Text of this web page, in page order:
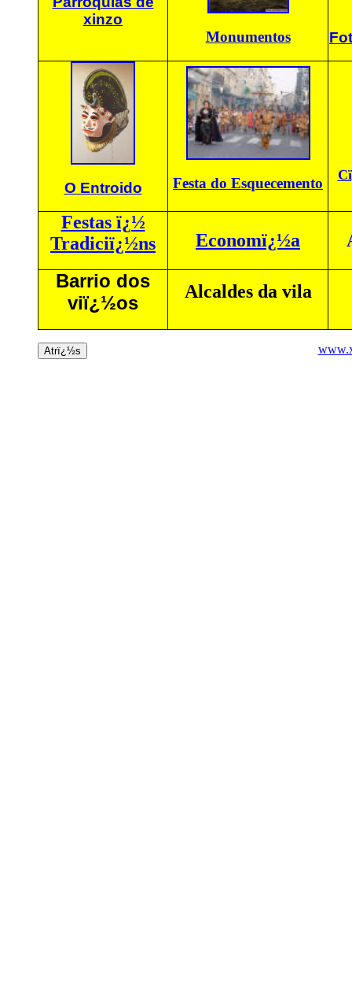
xinzo
Monumentos
O Entroido Festa do Esquecemento
Festas ï¿½
Tradiciï¿½ns
Economï¿½a
Barrio dos
viï¿½os
Alcaldes da vila